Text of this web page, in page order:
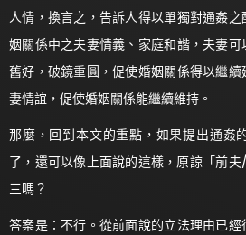
人情，換言之，告訴人得以單獨對通姦
姻關係中之夫妻情義、家庭和諧，夫妻
舊好，破鏡重圓，促使婚姻關係得以繼
妻情誼，促使婚姻關係能繼續維持。
那麼，回到本文的重點，如果提出通姦
了，還可以像上面說的這樣，原諒「前
三嗎？
答案是：不行。從前面說的立法理由已